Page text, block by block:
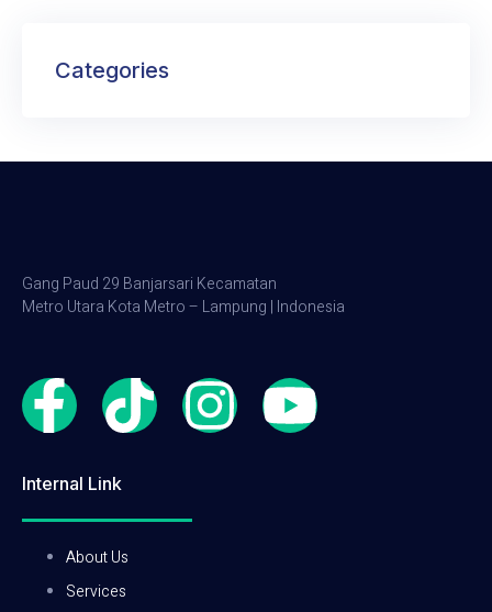
Categories
Gang Paud 29 Banjarsari Kecamatan
Metro Utara Kota Metro – Lampung | Indonesia
Internal Link
About Us
Services